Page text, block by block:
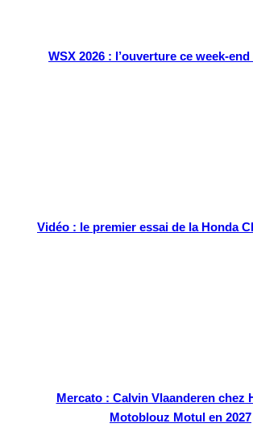
WSX 2026 : l’ouverture ce week-
Vidéo : le premier essai de la Honda
Mercato : Calvin Vlaanderen chez
Motoblouz Motul en 2027